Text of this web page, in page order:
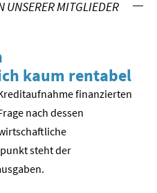
UNSERER MITGLIEDER
kaum rentabel
finanzierten
nach dessen
steht der